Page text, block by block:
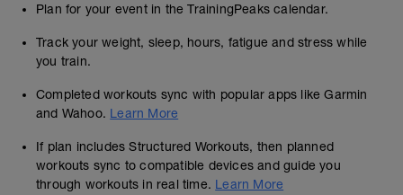
Plan for your event in the TrainingPeaks calendar.
Track your weight, sleep, hours, fatigue and stress while
you train.
Completed workouts sync with popular apps like Garmin
and Wahoo. Learn More
If plan includes Structured Workouts, then planned
workouts sync to compatible devices and guide you
through workouts in real time. Learn More